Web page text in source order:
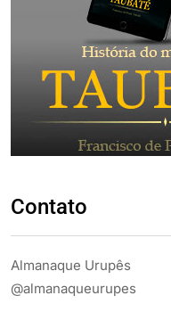
Contato
Almanaque Urupês
@almanaqueurupes